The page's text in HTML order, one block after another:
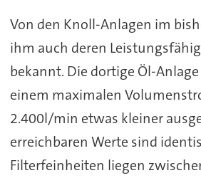
Von den Knoll-Anlagen im
ihm auch deren
bekannt. Die dortige Öl-
einem maximalen
2.400l/min etwas kleiner
erreichbaren Werte sind
Filterfeinheiten liegen